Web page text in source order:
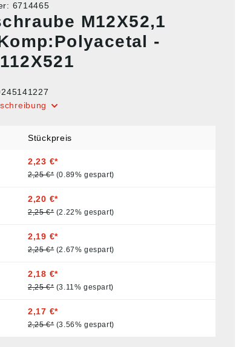
6714465
M12X52,1
-
Stückpreis
2,23 €*
2,25 €* (0.89% gespart)
2,20 €*
2,25 €* (2.22% gespart)
2,19 €*
2,25 €* (2.67% gespart)
2,18 €*
2,25 €* (3.11% gespart)
2,17 €*
2,25 €* (3.56% gespart)